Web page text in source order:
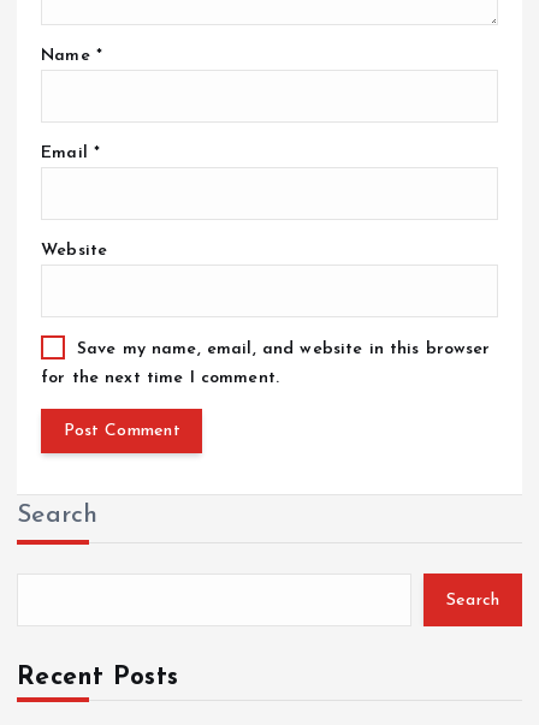
Name *
Email *
Website
Save my name, email, and website in this browser
for the next time I comment.
Search
Search
Recent Posts